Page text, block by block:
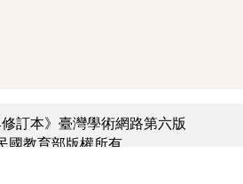
修訂本》臺灣學術網路第六版
國教育部版權所有